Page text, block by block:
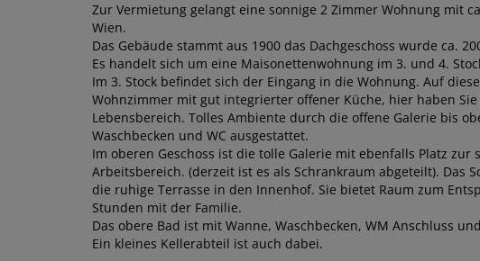
Zur Vermietung gelangt eine sonnige 2 Zimmer Wohnung mit
Wien.
Das Gebäude stammt aus 1900 das Dachgeschoss wurde ca.
Es handelt sich um eine Maisonettenwohnung im 3. und 4.
Im 3. Stock befindet sich der Eingang in die Wohnung. Auf
Wohnzimmer mit gut integrierter offener Küche, hier haben
Lebensbereich. Tolles Ambiente durch die offene Galerie bis
Waschbecken und WC ausgestattet.
Im oberen Geschoss ist die tolle Galerie mit ebenfalls Platz zur
Arbeitsbereich. (derzeit ist es als Schrankraum abgeteilt). Das
die ruhige Terrasse in den Innenhof. Sie bietet Raum zum
Stunden mit der Familie.
Das obere Bad ist mit Wanne, Waschbecken, WM Anschluss
Ein kleines Kellerabteil ist auch dabei.